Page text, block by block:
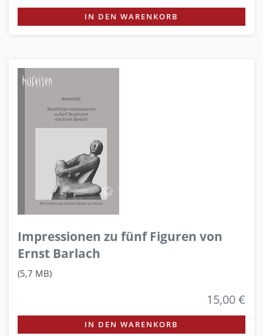
IN DEN WARENKORB
Impressionen zu fünf Figuren von
Ernst Barlach
(5,7 MB)
15,00 €
IN DEN WARENKORB